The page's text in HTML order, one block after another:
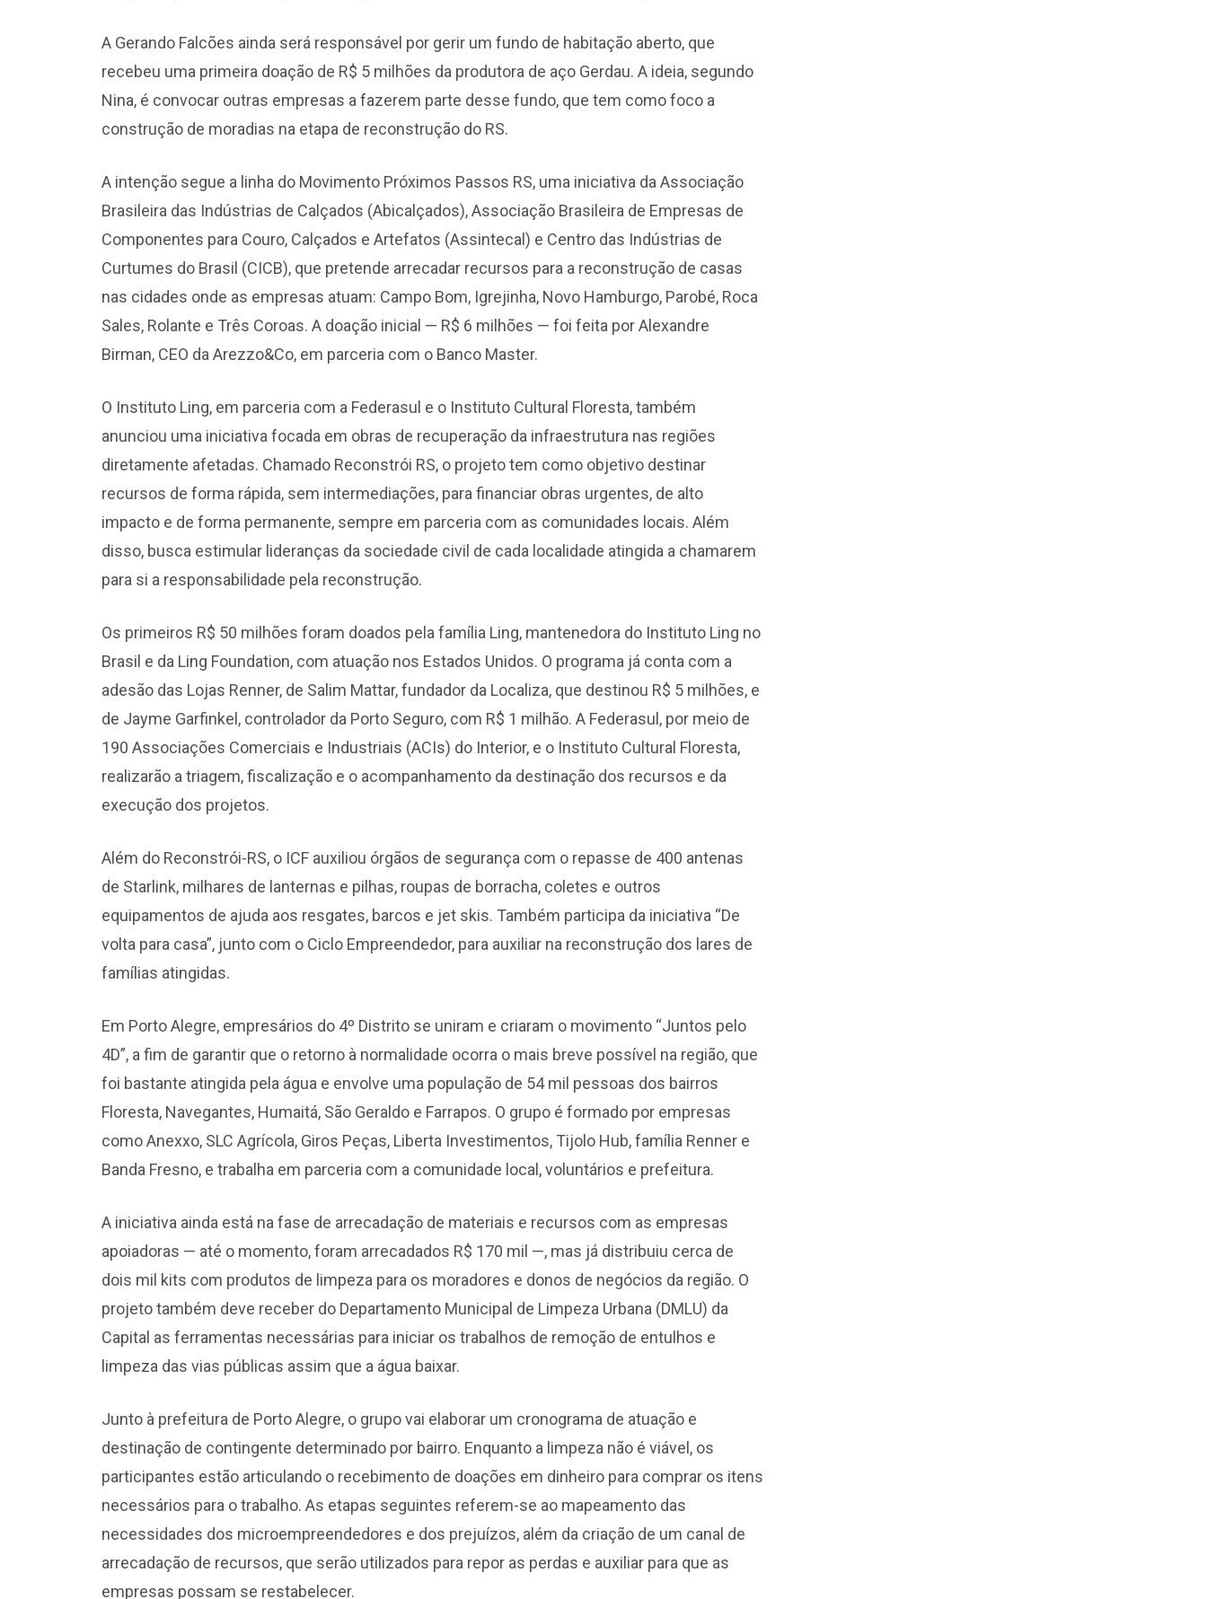
A Gerando Falcões ainda será responsável por gerir um fundo de habitação aberto, que
recebeu uma primeira doação de R$ 5 milhões da produtora de aço Gerdau. A ideia, segundo
Nina, é convocar outras empresas a fazerem parte desse fundo, que tem como foco a
construção de moradias na etapa de reconstrução do RS.
A intenção segue a linha do Movimento Próximos Passos RS, uma iniciativa da Associação
Brasileira das Indústrias de Calçados (Abicalçados), Associação Brasileira de Empresas de
Componentes para Couro, Calçados e Artefatos (Assintecal) e Centro das Indústrias de
Curtumes do Brasil (CICB), que pretende arrecadar recursos para a reconstrução de casas
nas cidades onde as empresas atuam: Campo Bom, Igrejinha, Novo Hamburgo, Parobé, Roca
Sales, Rolante e Três Coroas. A doação inicial — R$ 6 milhões — foi feita por Alexandre
Birman, CEO da Arezzo&Co, em parceria com o Banco Master.
O Instituto Ling, em parceria com a Federasul e o Instituto Cultural Floresta, também
anunciou uma iniciativa focada em obras de recuperação da infraestrutura nas regiões
diretamente afetadas. Chamado Reconstrói RS, o projeto tem como objetivo destinar
recursos de forma rápida, sem intermediações, para financiar obras urgentes, de alto
impacto e de forma permanente, sempre em parceria com as comunidades locais. Além
disso, busca estimular lideranças da sociedade civil de cada localidade atingida a chamarem
para si a responsabilidade pela reconstrução.
Os primeiros R$ 50 milhões foram doados pela família Ling, mantenedora do Instituto Ling no
Brasil e da Ling Foundation, com atuação nos Estados Unidos. O programa já conta com a
adesão das Lojas Renner, de Salim Mattar, fundador da Localiza, que destinou R$ 5 milhões, e
de Jayme Garfinkel, controlador da Porto Seguro, com R$ 1 milhão. A Federasul, por meio de
190 Associações Comerciais e Industriais (ACIs) do Interior, e o Instituto Cultural Floresta,
realizarão a triagem, fiscalização e o acompanhamento da destinação dos recursos e da
execução dos projetos.
Além do Reconstrói-RS, o ICF auxiliou órgãos de segurança com o repasse de 400 antenas
de Starlink, milhares de lanternas e pilhas, roupas de borracha, coletes e outros
equipamentos de ajuda aos resgates, barcos e jet skis. Também participa da iniciativa “De
volta para casa”, junto com o Ciclo Empreendedor, para auxiliar na reconstrução dos lares de
famílias atingidas.
Em Porto Alegre, empresários do 4º Distrito se uniram e criaram o movimento “Juntos pelo
4D”, a fim de garantir que o retorno à normalidade ocorra o mais breve possível na região, que
foi bastante atingida pela água e envolve uma população de 54 mil pessoas dos bairros
Floresta, Navegantes, Humaitá, São Geraldo e Farrapos. O grupo é formado por empresas
como Anexxo, SLC Agrícola, Giros Peças, Liberta Investimentos, Tijolo Hub, família Renner e
Banda Fresno, e trabalha em parceria com a comunidade local, voluntários e prefeitura.
A iniciativa ainda está na fase de arrecadação de materiais e recursos com as empresas
apoiadoras — até o momento, foram arrecadados R$ 170 mil —, mas já distribuiu cerca de
dois mil kits com produtos de limpeza para os moradores e donos de negócios da região. O
projeto também deve receber do Departamento Municipal de Limpeza Urbana (DMLU) da
Capital as ferramentas necessárias para iniciar os trabalhos de remoção de entulhos e
limpeza das vias públicas assim que a água baixar.
Junto à prefeitura de Porto Alegre, o grupo vai elaborar um cronograma de atuação e
destinação de contingente determinado por bairro. Enquanto a limpeza não é viável, os
participantes estão articulando o recebimento de doações em dinheiro para comprar os itens
necessários para o trabalho. As etapas seguintes referem-se ao mapeamento das
necessidades dos microempreendedores e dos prejuízos, além da criação de um canal de
arrecadação de recursos, que serão utilizados para repor as perdas e auxiliar para que as
empresas possam se restabelecer.